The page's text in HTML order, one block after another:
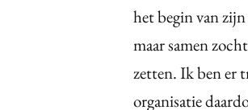
het begin van
maar samen
zetten. Ik ben er
organisatie